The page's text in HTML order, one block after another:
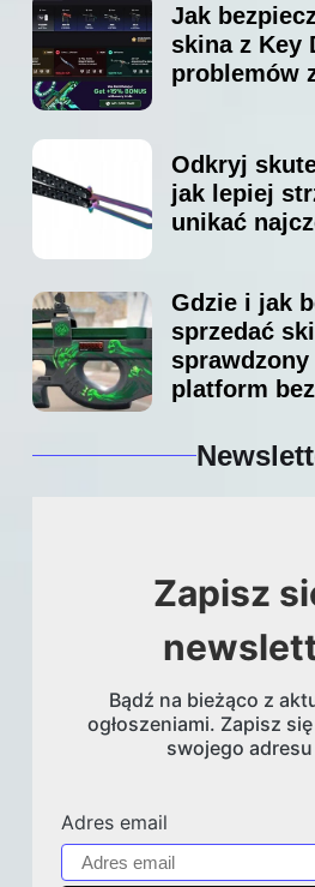
Jak
skina z Key
problemów
Odkryj
jak lepiej
unikać
Gdzie i jak
sprzedać
platform
Zapisz
Bądź na bieżąco z
ogłoszeniami. Zapisz
swojego
Adres email